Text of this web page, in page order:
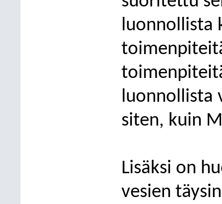
luonnollista
luonnollista
siten, kuin
Lisäksi on
vesien